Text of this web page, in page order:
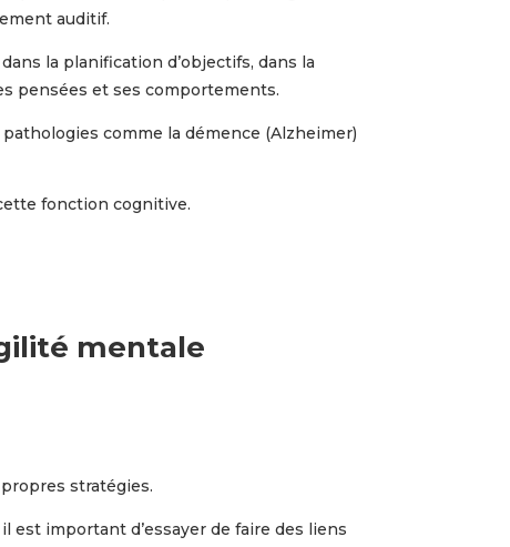
auditif.
la planification d’objectifs, dans la
pensées et ses comportements.
comme la démence (Alzheimer)
fonction cognitive.
mentale
stratégies.
est important d’essayer de faire des liens